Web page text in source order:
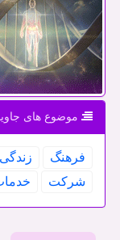
موضوع های
فرهنگ زندگی
شركت